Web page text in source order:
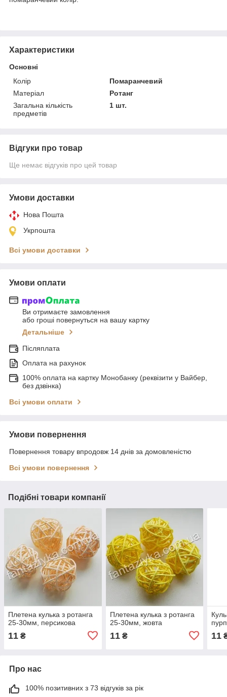
Характеристики
Основні
Колір
Помаранчевий
Матеріал
Ротанг
Загальна кількість
предметів
1 шт.
Відгуки про товар
Ще немає відгуків про цей товар
Умови доставки
Нова Пошта
Укрпошта
Всі умови доставки
Умови оплати
Ви отримаєте замовлення
або гроші повернуться на вашу картку
Детальніше
Післяплата
Оплата на рахунок
100% оплата на картку Монобанку (реквізити у Вайбер,
без дзвінка)
Всі умови оплати
Умови повернення
Повернення товару впродовж 14 днів за домовленістю
Всі умови повернення
Подібні товари компанії
Плетена кулька з ротанга
25-30мм, персикова
11 ₴
Плетена кулька з ротанга
25-30мм, жовта
11₴ 11
Про нас
100% позитивних з 73 відгуків за рік